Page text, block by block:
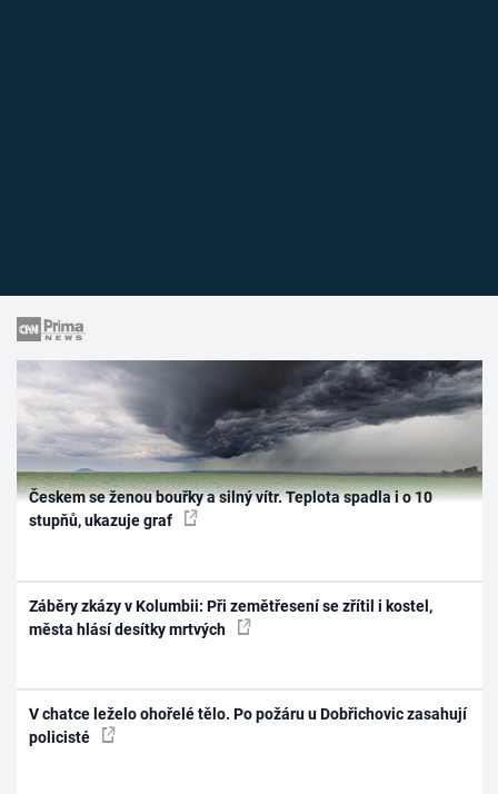
Českem se ženou bouřky a silný vítr. Teplota spadla i o 10
stupňů, ukazuje graf
Záběry zkázy v Kolumbii: Při zemětřesení se zřítil i kostel,
města hlásí desítky mrtvých
V chatce leželo ohořelé tělo. Po požáru u Dobřichovic zasahují
policisté